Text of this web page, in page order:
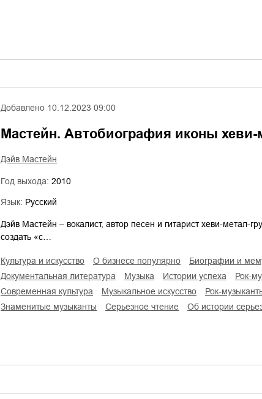
Добавлено 10.12.2023 09:00
Мастейн. Автобиография иконы хеви-
Дэйв Мастейн
Год выхода: 2010
Язык: Русский
Дэйв Мастейн – вокалист, автор песен и гитарист хеви-метал-
создать «с…
культура и искусство о бизнесе популярно
биографии и
документальная литература
музыка истории успеха рок-
современная культура
музыкальное искусство рок-
знаменитые музыканты
серьезное чтение об истории